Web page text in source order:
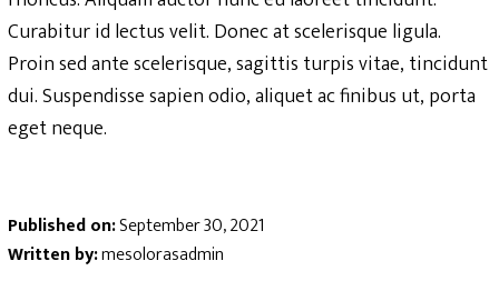
Curabitur id lectus velit. Donec at scelerisque ligula.
Proin sed ante scelerisque, sagittis turpis vitae, tincidunt
dui. Suspendisse sapien odio, aliquet ac finibus ut, porta
eget neque.
Published on:September 30, 2021
Written by:mesolorasadmin